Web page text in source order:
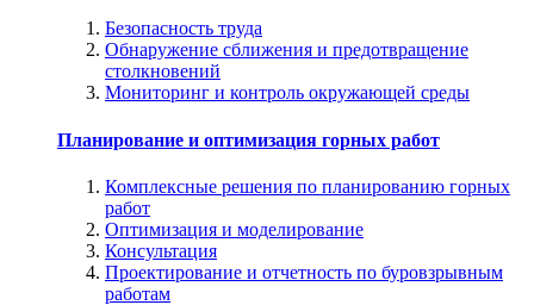
Безопасность труда
Обнаружение сближения и предотвращение
столкновений
Мониторинг и контроль окружающей среды
Планирование и оптимизация горных работ
Комплексные решения по планированию горных
работ
Оптимизация и моделирование
Консультация
Проектирование и отчетность по буровзрывным
работам